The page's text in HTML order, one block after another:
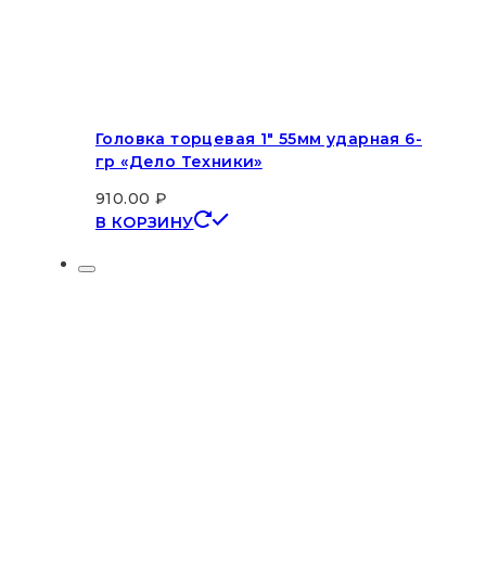
Головка торцевая 1″ 55мм ударная 6-
гр «Дело Техники»
910.00 ₽
В КОРЗИНУ